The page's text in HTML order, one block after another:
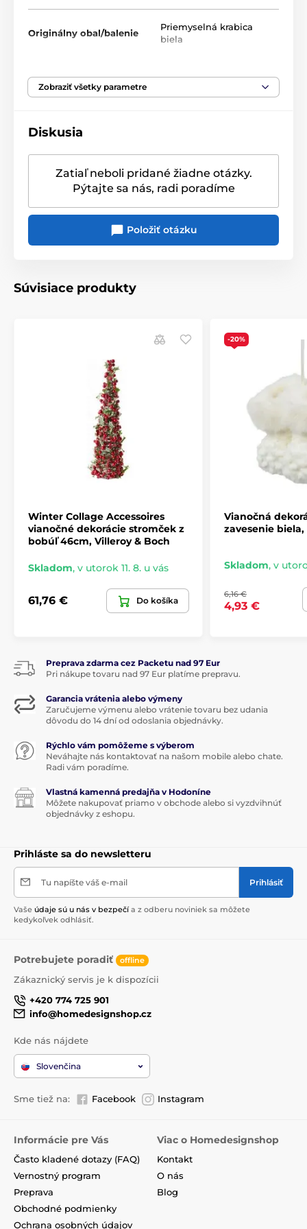
ručné zdobenie zlatou farbou
Produkt je zaradený v kategóriách
Vianočné dekorácie
Vánoční dekorace a doplňky Villeroy & Boch
Originálny obal/balenie
Priemyselná krabica
biela
Zobraziť všetky parametre
Diskusia
Zatiaľ neboli pridané žiadne otázky.
Pýtajte sa nás, radi poradíme
Položiť otázku
Súvisiace produkty
Winter Collage Accessoires
vianočné dekorácie stromček z
bobúľ 46cm, Villeroy & Boch
Skladom, v utorok 11. 8. u vás
61,76 € Do košíka
-20%
Vianočná
zavesenie biela,
Skladom, v
6,16 €
4,93 €
Preprava zdarma cez Packetu nad 97 Eur
Pri nákupe tovaru nad 97 Eur platíme prepravu.
Garancia vrátenia alebo výmeny
Zaručujeme výmenu alebo vrátenie tovaru bez udania
dôvodu do 14 dní od odoslania objednávky.
Rýchlo vám pomôžeme s výberom
Neváhajte nás kontaktovať na našom mobile alebo chate.
Radi vám poradíme.
Vlastná kamenná predajňa v Hodoníne
Môžete nakupovať priamo v obchode alebo si vyzdvihnúť
objednávky z eshopu.
Prihláste sa do newsletteru
Tu napíšte váš e-mail Prihlásiť
Vaše údaje sú u nás v bezpečí a z odberu noviniek sa môžete
kedykoľvek odhlásiť.
Potrebujete poradiť offline
Zákaznický servis je k dispozícii
+420 774 725 901
info@homedesignshop.cz
Kde nás nájdete
Slovenčina
Sme tiež na: Facebook Instagram
Informácie pre Vás
Často kladené dotazy (FAQ)
Vernostný program
Preprava
Obchodné podmienky
Ochrana osobných údajov
Viac o Homedesignshop
Kontakt
O nás
Blog